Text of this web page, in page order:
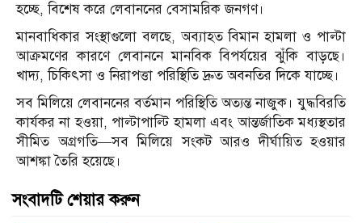
হচ্ছে, বিশেষ করে লেবাননের বেসামরিক জনগণ।
মানবাধিকার সংস্থাগুলো বলছে, অব্যাহত বিমান হামলা ও পাল্টা
আক্রমণের কারণে লেবাননে মানবিক বিপর্যয়ের ঝুঁকি বাড়ছে।
খাদ্য, চিকিৎসা ও নিরাপত্তা পরিস্থিতি দ্রুত অবনতির দিকে যাচ্ছে।
সব মিলিয়ে লেবাননের বর্তমান পরিস্থিতি অত্যন্ত নাজুক। যুদ্ধবিরতি
কার্যকর না হওয়া, পাল্টাপাল্টি হামলা এবং আন্তর্জাতিক মধ্যস্থতার
সীমিত অগ্রগতি—সব মিলিয়ে সংকট আরও দীর্ঘায়িত হওয়ার
আশঙ্কা তৈরি হয়েছে।
সংবাদটি শেয়ার করুন